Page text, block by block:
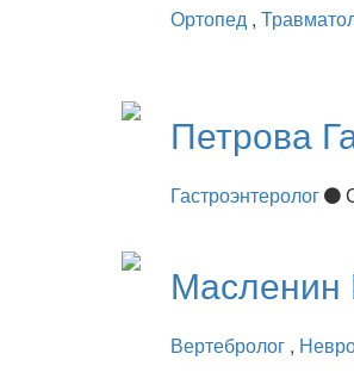
Ортопед ,
Петрова
Гастроэнтеролог
Масленин
Вертебролог ,